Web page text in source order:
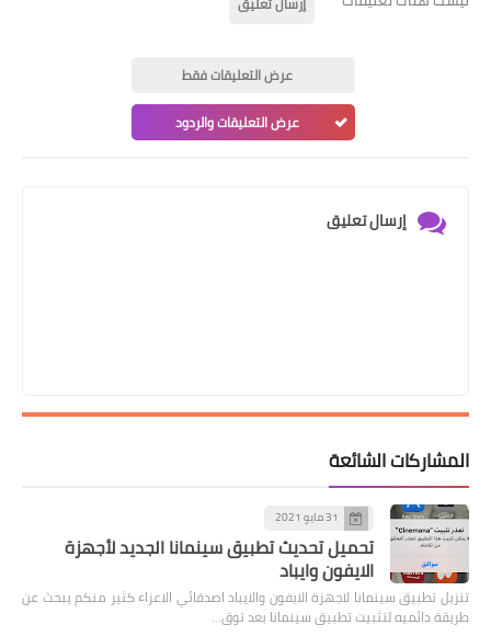
عرض التعليقات فقط
عرض التعليقات والردود
إرسال تعليق
المشاركات الشائعة
31 مايو 2021
تحميل تحديث تطبيق سينمانا الجديد لأجهزة
الايفون وايباد
تنزيل تطبيق سينمانا لاجهزة الايفون والايباد اصدقائي الاعزاء كثير منكم يبحث عن
طريقة دائميه لتثبيت تطبيق سينمانا بعد توق…